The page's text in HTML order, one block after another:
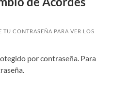
TU CONTRASEÑA PARA VER LOS
por contraseña. Para